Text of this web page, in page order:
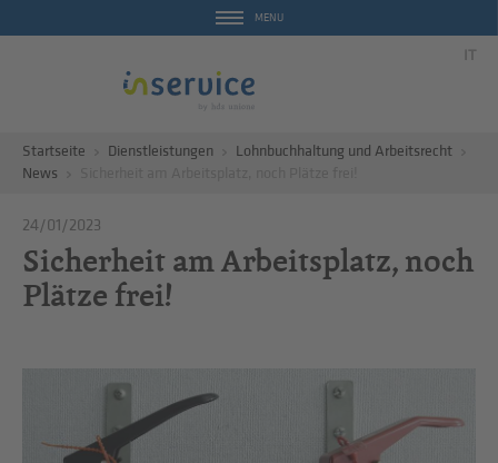
MENU
IT
Startseite Dienstleistungen
Lohnbuchhaltung und Arbeitsrecht
News
24/01/2023
Sicherheit am Arbeitsplatz, noch
Plätze frei!